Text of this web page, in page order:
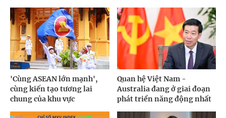
'Cùng ASEAN lớn mạnh',
cùng kiến tạo tương lai
chung của khu vực
Quan hệ Việt Nam -
Australia đang ở giai đoạn
phát triển năng động nhất